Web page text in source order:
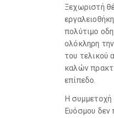
Ξεχωριστή
πολύτιμο
ολόκληρη
του τελικού
καλών
επίπεδο.
Η συμμετοχή
Ευόσμου δεν